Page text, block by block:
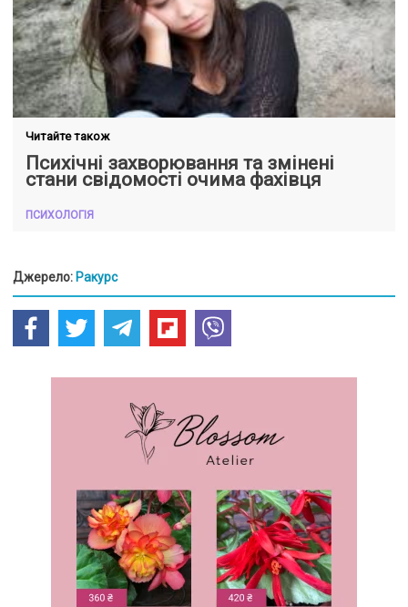
Читайте також
Психічні захворювання та змінені
стани свідомості очима фахівця
ПСИХОЛОГІЯ
Джерело: Ракурс